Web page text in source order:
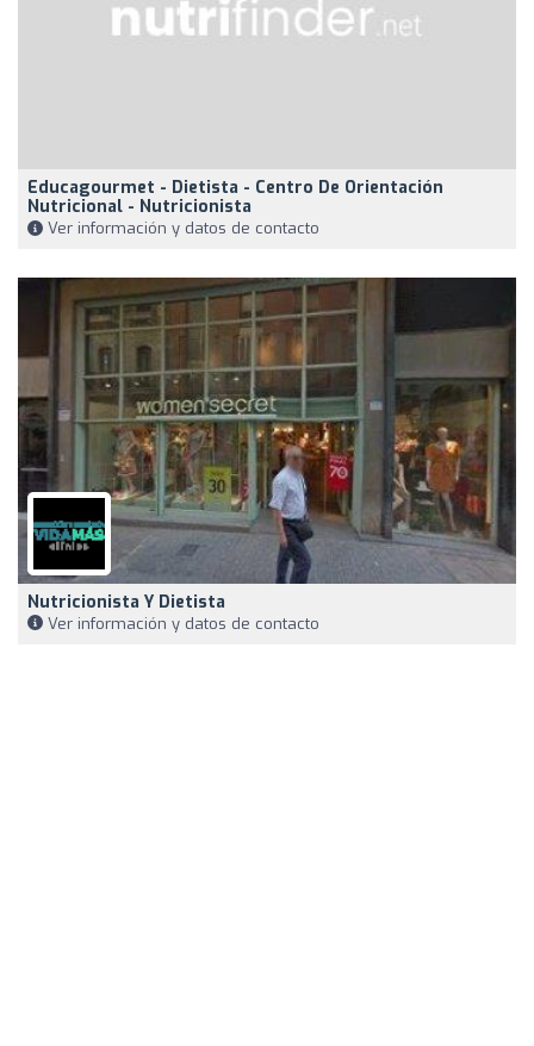
Educagourmet - Dietista - Centro De Orientación
Nutricional - Nutricionista
Ver información y datos de contacto
Nutricionista Y Dietista
Ver información y datos de contacto